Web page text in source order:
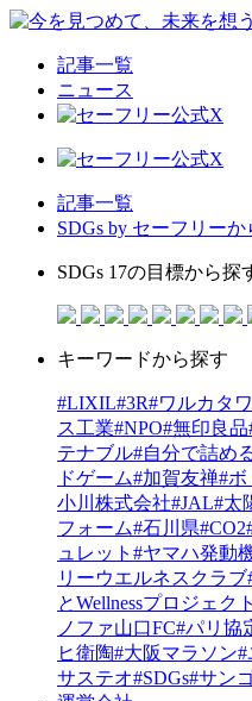
記事一覧
ニュース
記事一覧
SDGs by セーフリー
SDGs 17の目標から探
キーワードから探す
#LIXIL#3R#ワルカタ
ス工業#NPO#無印良品
テナブル#自分で詰め
ドゲーム#加賀友禅#ボ
小川株式会社#JAL#太
フォーム#石川県#CO2
ュレット #ヤマハ発動
リーウエルネスクラブ
とWellnessプロジェクト
ノファ山口FC#パリ協
ヒ衛陶#大阪マラソン#
サステオ#SDGs#サン